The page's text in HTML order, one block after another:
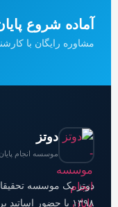
آماده شروع
مشاوره رایگان با
دوتز
موسسه انجام
دوتز یک موسسه